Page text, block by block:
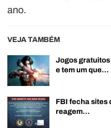
ano.
VEJA TAMBÉM
Jogos
e tem um que…
FBI fecha sites
reagem…